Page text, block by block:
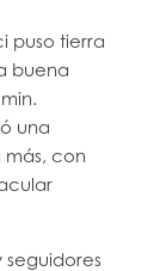
puso tierra
buena
una
con
seguidores